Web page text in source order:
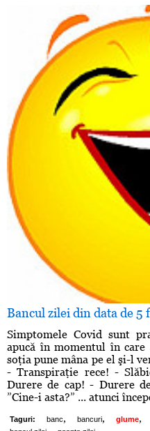
Bancul zilei din data de 5
Simptomele Covid sunt
apucă în momentul în
soţia pune mâna pe el şi-l
- Transpiraţie rece! -
Durere de cap! - Durere
”Cine-i asta?” ... atunci
Taguri: banc, bancuri, glume,